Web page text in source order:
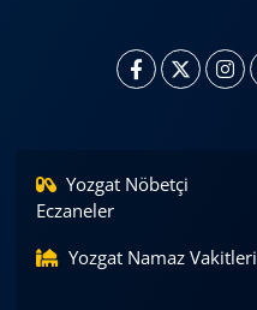
Yozgat Nöbetçi
Eczaneler
Yozgat Namaz Vakitleri